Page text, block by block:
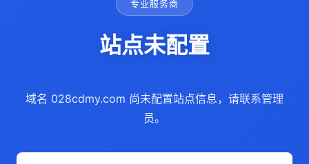
专业服务商
站点未配置
域名 028cdmy.com 尚未配置站点信息，请联系管理
员。